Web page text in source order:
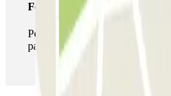
Forfait illimité
Pendant votre séjour, vous
parking aussi souvent que vous